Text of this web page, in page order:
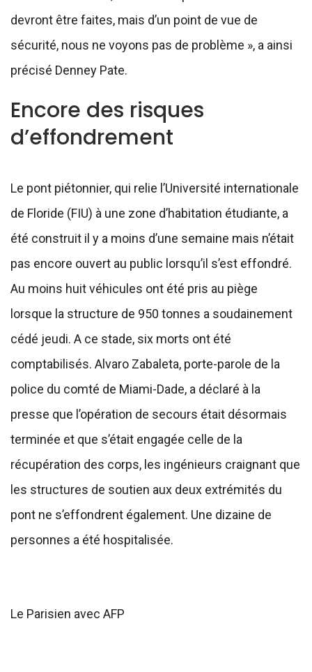
devront être faites, mais d’un point de vue de
sécurité, nous ne voyons pas de problème », a ainsi
précisé Denney Pate.
Encore des risques
d’effondrement
Le pont piétonnier, qui relie l’Université internationale
de Floride (FIU) à une zone d’habitation étudiante, a
été construit il y a moins d’une semaine mais n’était
pas encore ouvert au public lorsqu’il s’est effondré.
Au moins huit véhicules ont été pris au piège
lorsque la structure de 950 tonnes a soudainement
cédé jeudi. A ce stade, six morts ont été
comptabilisés. Alvaro Zabaleta, porte-parole de la
police du comté de Miami-Dade, a déclaré à la
presse que l’opération de secours était désormais
terminée et que s’était engagée celle de la
récupération des corps, les ingénieurs craignant que
les structures de soutien aux deux extrémités du
pont ne s’effondrent également. Une dizaine de
personnes a été hospitalisée.
Le Parisien avec AFP